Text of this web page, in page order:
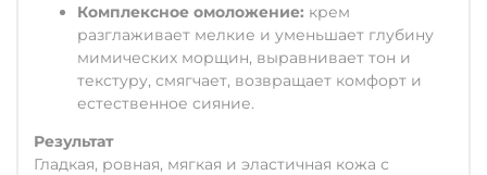
Комплексное омоложение: крем
разглаживает мелкие и уменьшает глубину
мимических морщин, выравнивает тон и
текстуру, смягчает, возвращает комфорт и
естественное сияние.
Результат
Гладкая, ровная, мягкая и эластичная кожа с